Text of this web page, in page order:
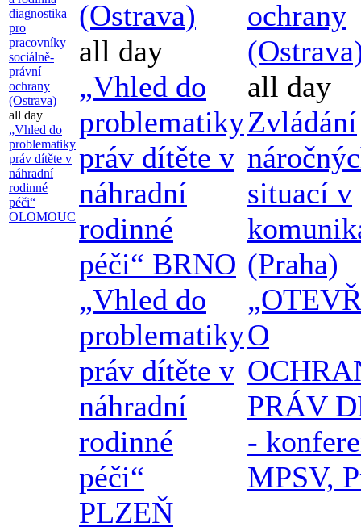
diagnostika
pro
pracovníky
sociálně-
právní
ochrany
(Ostrava)
all day
„Vhled do
problematiky
práv dítěte v
náhradní
rodinné
péči“
OLOMOUC
(Ostrava)
all day
„Vhled do
problematiky
práv dítěte v
náhradní
rodinné
péči“ BRNO
„Vhled do
problematiky
práv dítěte v
náhradní
rodinné
péči“
PLZEŇ
ochrany
all day
Zvládání
situací v
(Praha)
O
PRÁV
-
MPSV,